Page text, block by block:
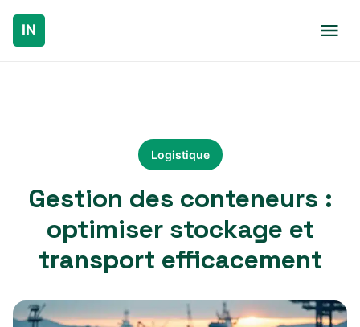
Logistique
Gestion des conteneurs :
optimiser stockage et
transport efficacement